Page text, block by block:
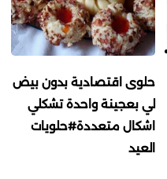
حلوى اقتصادية بدون بيض
لي بعجينة واحدة تشكلي
اشكال متعددة#حلويات
العيد